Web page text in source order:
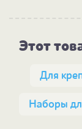
Этот
Для
Наборы